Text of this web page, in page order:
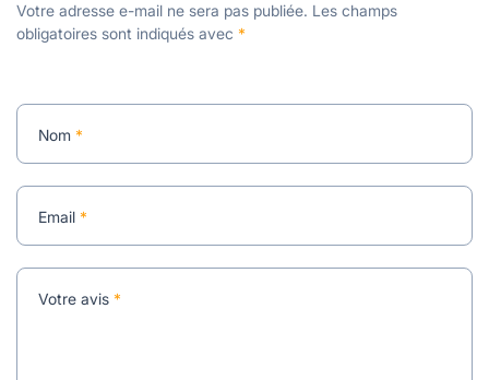
Votre adresse e-mail ne sera pas publiée. Les champs
obligatoires sont indiqués avec *
Votre avis *
Nom *
Email *